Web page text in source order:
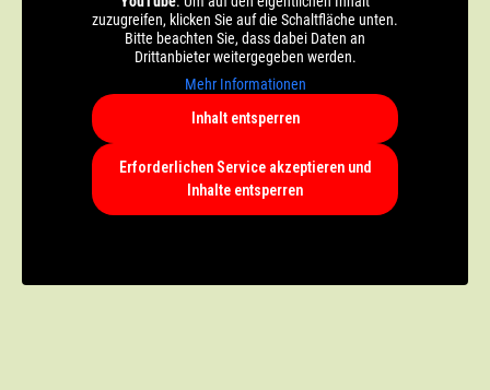
zuzugreifen, klicken Sie auf die Schaltfläche unten.
Bitte beachten Sie, dass dabei Daten an
Drittanbieter weitergegeben werden.
Mehr Informationen
Inhalt entsperren
Erforderlichen Service akzeptieren und
Inhalte entsperren